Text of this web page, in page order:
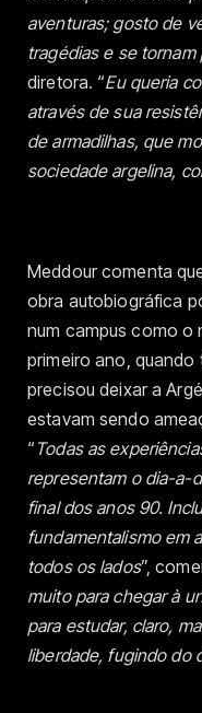
aventuras; gosto de
tragédias e se
diretora. “Eu queria
através de sua
de armadilhas, que
sociedade argelina,
Meddour comenta
obra autobiográfica
num campus como o
primeiro ano, quando
precisou deixar a
estavam sendo
“ Todas as
representam o dia-a-
final dos anos 90.
fundamentalismo em
todos os lados”,
muito para chegar à
para estudar, claro,
liberdade, fugindo do